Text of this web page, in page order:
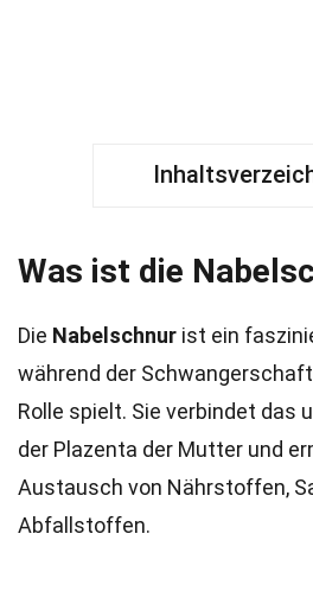
Was ist die
Die Nabelschnur ist ein
während der
Rolle spielt. Sie verbindet das
der Plazenta der Mutter und
Austausch von Nährstoffen,
Abfallstoffen.